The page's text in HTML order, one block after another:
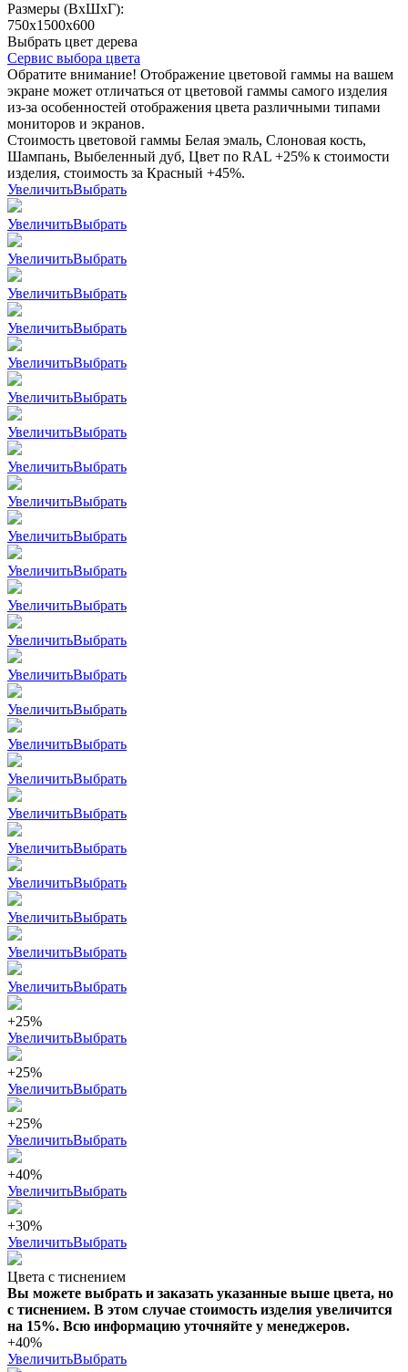
Размеры (ВхШхГ):
750x1500x600
Выбрать цвет дерева
Сервис выбора цвета
Обратите внимание! Отображение цветовой гаммы на вашем
экране может отличаться от цветовой гаммы самого изделия
из-за особенностей отображения цвета различными типами
мониторов и экранов.
Стоимость цветовой гаммы Белая эмаль, Слоновая кость,
Шампань, Выбеленный дуб, Цвет по RAL +25% к стоимости
изделия, стоимость за Красный +45%.
УвеличитьВыбрать
УвеличитьВыбрать
УвеличитьВыбрать
УвеличитьВыбрать
УвеличитьВыбрать
УвеличитьВыбрать
УвеличитьВыбрать
УвеличитьВыбрать
УвеличитьВыбрать
УвеличитьВыбрать
УвеличитьВыбрать
УвеличитьВыбрать
УвеличитьВыбрать
УвеличитьВыбрать
УвеличитьВыбрать
УвеличитьВыбрать
УвеличитьВыбрать
УвеличитьВыбрать
УвеличитьВыбрать
УвеличитьВыбрать
УвеличитьВыбрать
УвеличитьВыбрать
УвеличитьВыбрать
УвеличитьВыбрать
+25%
УвеличитьВыбрать
+25%
УвеличитьВыбрать
+25%
УвеличитьВыбрать
+40%
УвеличитьВыбрать
+30%
УвеличитьВыбрать
Цвета с тиснением
Вы можете выбрать и заказать указанные выше цвета, но
с тиснением. В этом случае стоимость изделия увеличится
на 15%. Всю информацию уточняйте у менеджеров.
+40%
УвеличитьВыбрать